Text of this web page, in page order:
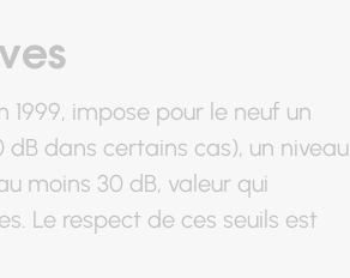
impose pour le neuf un
dans certains cas), un niveau
moins 30 dB, valeur qui
Le respect de ces seuils est